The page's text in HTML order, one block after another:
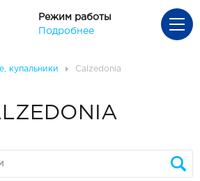
Режим работы
Подробнее
купальники Calzedonia